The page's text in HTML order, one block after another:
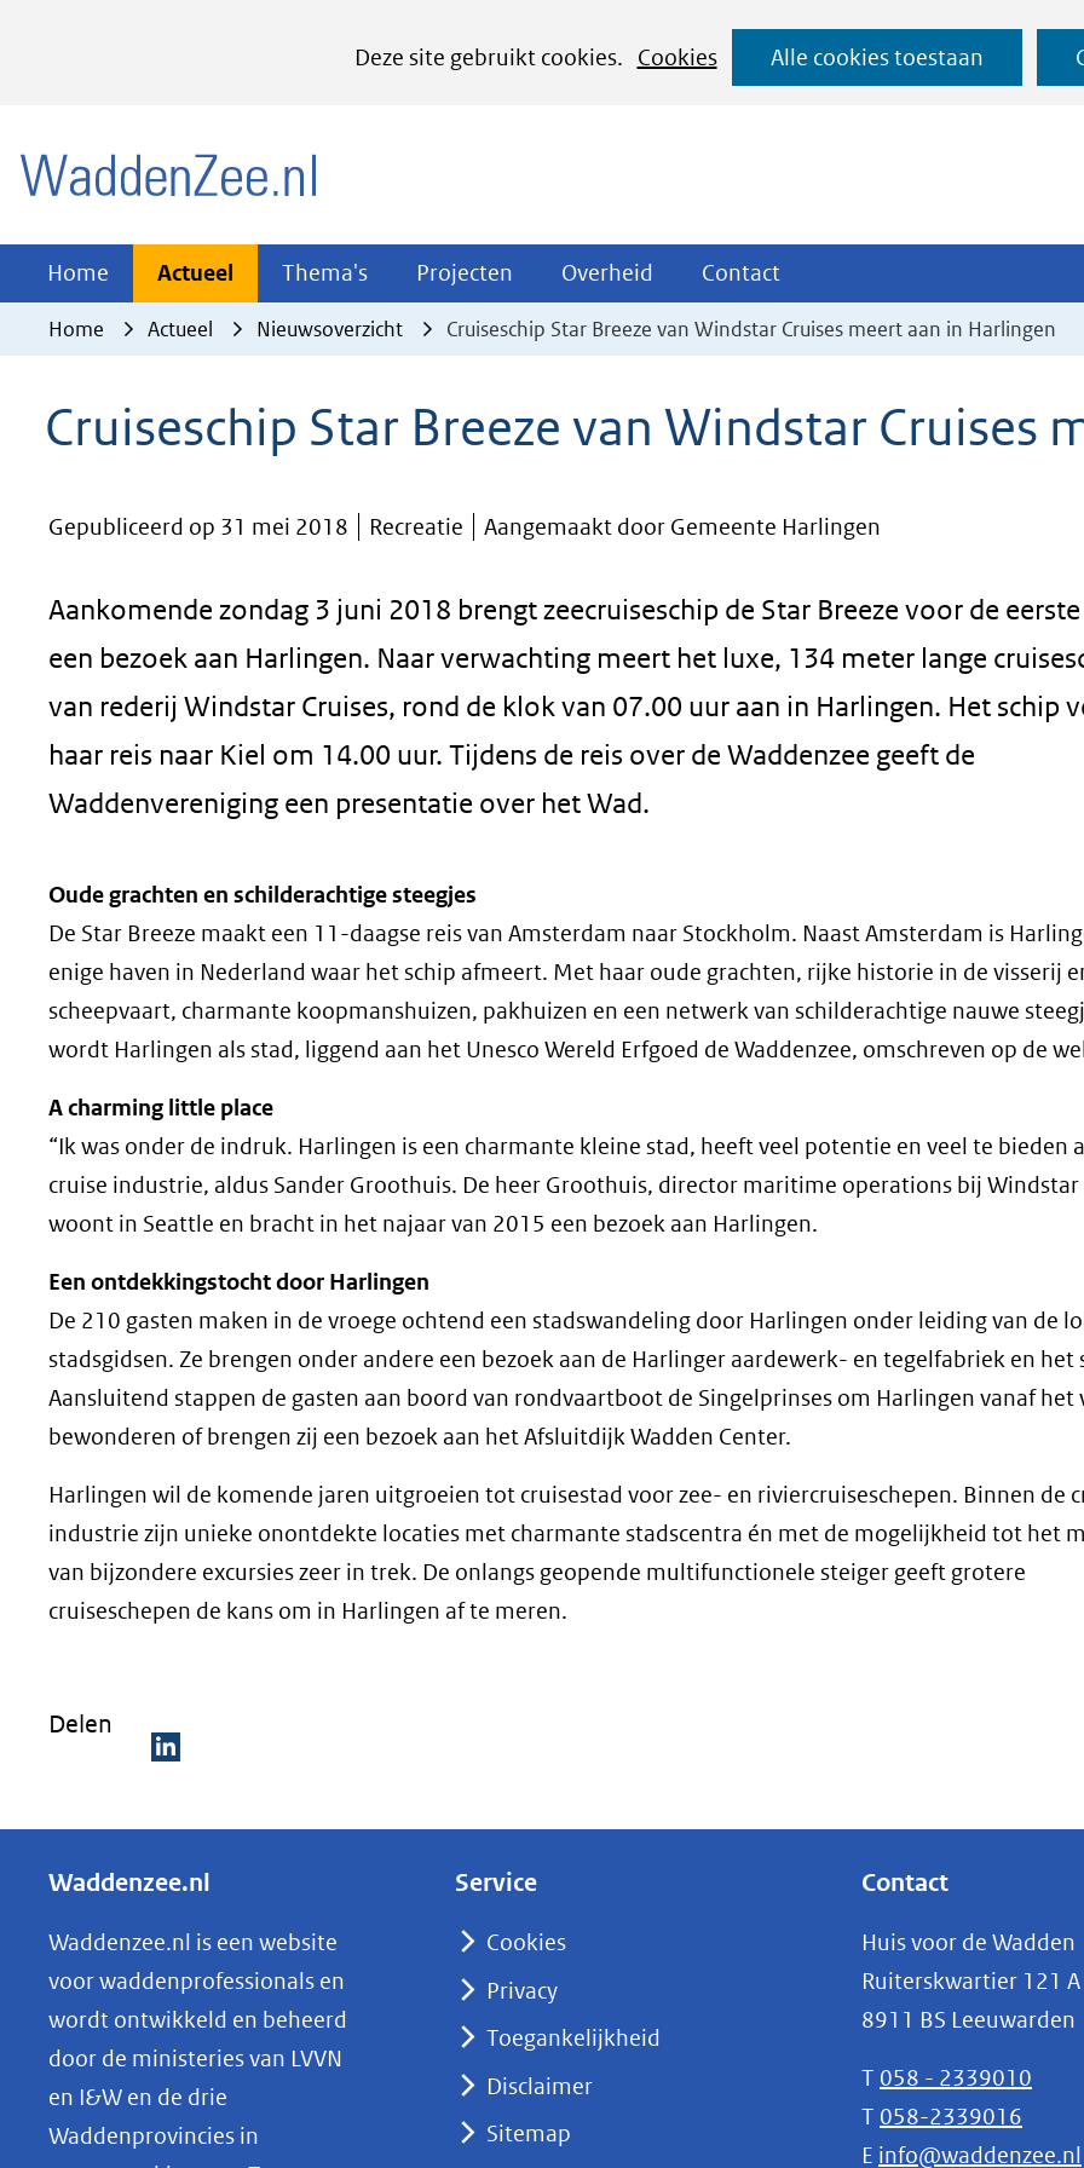
Deze site gebruikt cookies.
Cookies
het
cookies
website
worden
Alle cookies toestaan
Ga
naar
Home Actueel Actueel
Uitklappen
Thema's Thema's
Uitklappen
Projecten Projecten
Uitklappen
Overheid Overheid
Uitklappen
Contact
Uitklappen
Home Actueel Nieuwsoverzicht Cruiseschip Star Breeze van Windstar Cruises meert aan in Harlingen
Cruiseschip Star Breeze van Windstar Cruises
Gepubliceerd op 31 mei 2018 Recreatie Aangemaakt door Gemeente Harlingen
Aankomende zondag 3 juni 2018 brengt zeecruiseschip de Star Breeze voor de
een bezoek aan Harlingen. Naar verwachting meert het luxe, 134 meter lange
van rederij Windstar Cruises, rond de klok van 07.00 uur aan in Harlingen. Het schip
haar reis naar Kiel om 14.00 uur. Tijdens de reis over de Waddenzee geeft de
Waddenvereniging een presentatie over het Wad.
Oude grachten en schilderachtige steegjes
De Star Breeze maakt een 11-daagse reis van Amsterdam naar Stockholm. Naast Amsterdam is
enige haven in Nederland waar het schip afmeert. Met haar oude grachten, rijke historie in de visserij
scheepvaart, charmante koopmanshuizen, pakhuizen en een netwerk van schilderachtige nauwe
wordt Harlingen als stad, liggend aan het Unesco Wereld Erfgoed de Waddenzee, omschreven op de
A charming little place
“Ik was onder de indruk. Harlingen is een charmante kleine stad, heeft veel potentie en veel te bieden
cruise industrie, aldus Sander Groothuis. De heer Groothuis, director maritime operations bij Windstar
woont in Seattle en bracht in het najaar van 2015 een bezoek aan Harlingen.
Een ontdekkingstocht door Harlingen
De 210 gasten maken in de vroege ochtend een stadswandeling door Harlingen onder leiding van de
stadsgidsen. Ze brengen onder andere een bezoek aan de Harlinger aardewerk- en tegelfabriek en het
Aansluitend stappen de gasten aan boord van rondvaartboot de Singelprinses om Harlingen vanaf het
bewonderen of brengen zij een bezoek aan het Afsluitdijk Wadden Center.
Harlingen wil de komende jaren uitgroeien tot cruisestad voor zee- en riviercruiseschepen. Binnen de
industrie zijn unieke onontdekte locaties met charmante stadscentra én met de mogelijkheid tot het
van bijzondere excursies zeer in trek. De onlangs geopende multifunctionele steiger geeft grotere
cruiseschepen de kans om in Harlingen af te meren.
Delen
e
e
n
o
p
L
k
Waddenzee.nl
Waddenzee.nl is een website
voor waddenprofessionals en
wordt ontwikkeld en beheerd
door de ministeries van LVVN
en I&W en de drie
Waddenprovincies in
Service
Cookies
Privacy
Toegankelijkheid
Disclaimer
Sitemap
Contact
Huis voor de Wadden
Ruiterskwartier 121 A
8911 BS Leeuwarden
T 058 - 2339010
T 058-2339016
E info@waddenzee.nl